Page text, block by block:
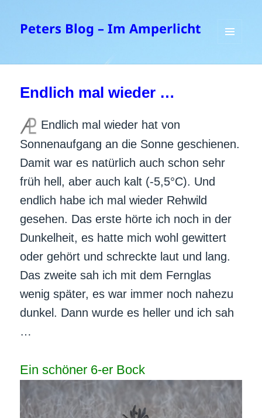
Peters Blog – Im Amperlicht
Endlich mal wieder …
Endlich mal wieder hat von
Sonnenaufgang an die Sonne geschienen.
Damit war es natürlich auch schon sehr
früh hell, aber auch kalt (-5,5°C). Und
endlich habe ich mal wieder Rehwild
gesehen. Das erste hörte ich noch in der
Dunkelheit, es hatte mich wohl gewittert
oder gehört und schreckte laut und lang.
Das zweite sah ich mit dem Fernglas
wenig später, es war immer noch nahezu
dunkel. Dann wurde es heller und ich sah
…
Ein schöner 6-er Bock